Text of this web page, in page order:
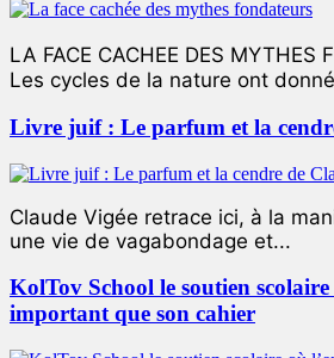
LA FACE CACHEE DES MYTHES
Les cycles de la nature ont
Livre juif : Le parfum et la
Claude Vigée retrace ici, à la
une vie de vagabondage et...
KolTov School le soutien
important que son cahier